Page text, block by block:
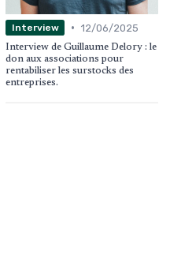
Interview • 12/06/2025
Interview de Guillaume Delory : le
don aux associations pour
rentabiliser les surstocks des
entreprises.